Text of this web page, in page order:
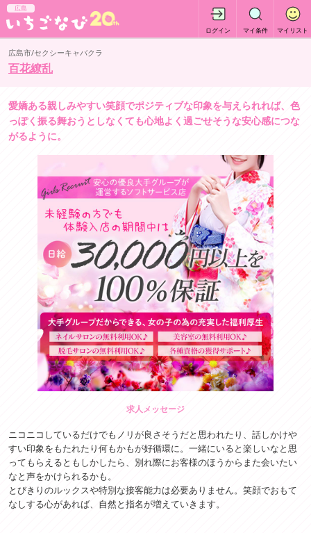
広島
ログイン マイ条件 マイリスト
広島市/セクシーキャバクラ
百花繚乱
愛嬌ある親しみやすい笑顔でポジティブな印象を与えられれば、色
っぽく振る舞おうとしなくても心地よく過ごせそうな安心感につな
がるように。
求人メッセージ
ニコニコしているだけでもノリが良さそうだと思われたり、話しかけや
すい印象をもたれたり何もかもが好循環に。一緒にいると楽しいなと思
ってもらえるともしかしたら、別れ際にお客様のほうからまた会いたい
なと声をかけられるかも。
とびきりのルックスや特別な接客能力は必要ありません。笑顔でおもて
なしする心があれば、自然と指名が増えていきます。